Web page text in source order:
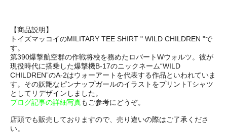
【商品説明】
トイズマッコイのMILITARY TEE SHIRT " WILD CHILDREN "で
す。
第390爆撃航空群の作戦将校を務めたロバートWウォルツ。彼が
現役時代に搭乗した爆撃機B-17のニックネーム“WILD
CHILDREN”のA-2はウォーアートを代表する作品といわれていま
す。その妖艶なピンナップガールのイラストをプリントTシャツ
としてリデザインしました。
ブログ記事の詳細写真もご参考にどうぞ。
店頭でも販売しておりますので、売り違いの際はご了承くださ
い。